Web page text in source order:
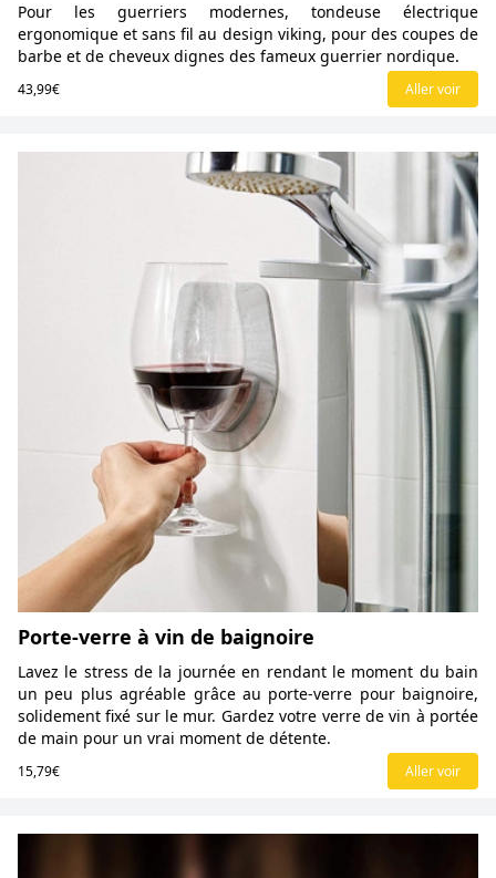
Pour les guerriers modernes, tondeuse électrique
ergonomique et sans fil au design viking, pour des coupes de
barbe et de cheveux dignes des fameux guerrier nordique.
43,99€ Aller voir
Porte-verre à vin de baignoire
Lavez le stress de la journée en rendant le moment du bain
un peu plus agréable grâce au porte-verre pour baignoire,
solidement fixé sur le mur. Gardez votre verre de vin à portée
de main pour un vrai moment de détente.
15,79€ Aller voir